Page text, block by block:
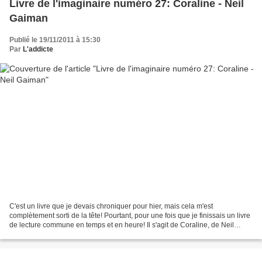
Livre de l'imaginaire numéro 27: Coraline - Neil
Gaiman
Publié le 19/11/2011 à 15:30
Par L'addicte
C'est un livre que je devais chroniquer pour hier, mais cela m'est
complètement sorti de la tête! Pourtant, pour une fois que je finissais un livre
de lecture commune en temps et en heure! Il s'agit de Coraline, de Neil